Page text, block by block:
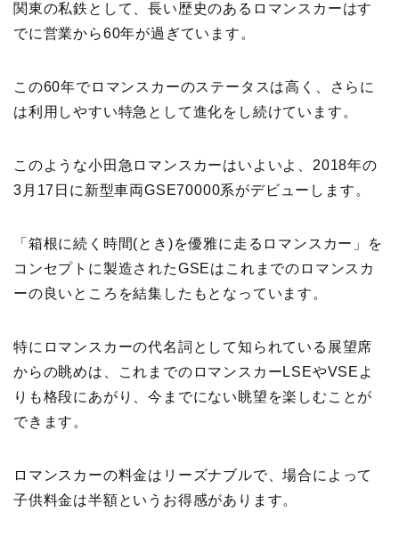
関東の私鉄として、長い歴史のあるロマンスカーはす
でに営業から60年が過ぎています。
この60年でロマンスカーのステータスは高く、さらに
は利用しやすい特急として進化をし続けています。
このような小田急ロマンスカーはいよいよ、2018年の
3月17日に新型車両GSE70000系がデビューします。
「箱根に続く時間(とき)を優雅に走るロマンスカー」を
コンセプトに製造されたGSEはこれまでのロマンスカ
ーの良いところを結集したもとなっています。
特にロマンスカーの代名詞として知られている展望席
からの眺めは、これまでのロマンスカーLSEやVSEよ
りも格段にあがり、今までにない眺望を楽しむことが
できます。
ロマンスカーの料金はリーズナブルで、場合によって
子供料金は半額というお得感があります。